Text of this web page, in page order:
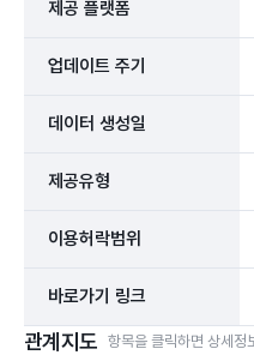
제공 플랫폼
업데이트 주기
데이터 생성일
제공유형
이용허락범위
바로가기 링크
관계지도 항목을 클릭하면 상세정